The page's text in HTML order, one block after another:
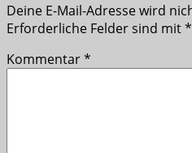
Deine E-Mail-Adresse wird
Erforderliche Felder sind mit*
Kommentar*